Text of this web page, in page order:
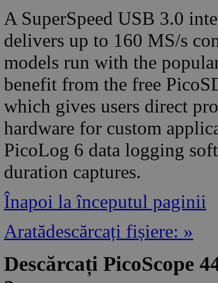
A SuperSpeed USB 3.0
delivers up to 160 MS/s
models run with the
benefit from the free
which gives users direct
hardware for custom
PicoLog 6 data logging
duration captures.
Înapoi la începutul paginii
Aratădescărcați fișiere: »
Descărcați PicoScope